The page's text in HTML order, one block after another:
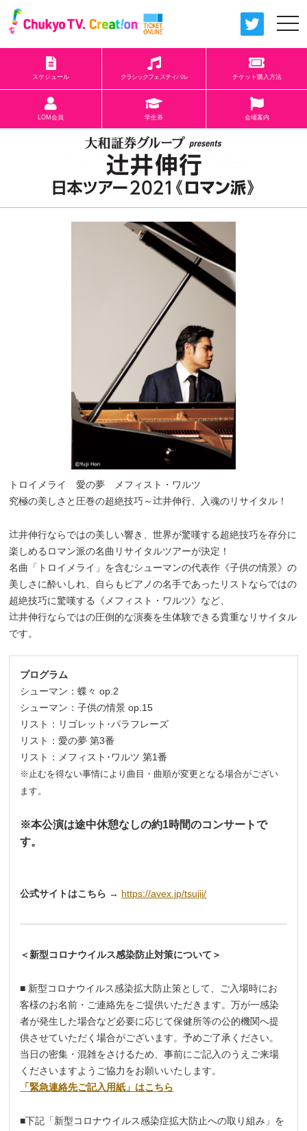
スケジュール クラシックフェスティバル チケット購入方法
LOM会員 学生券 会場案内
トロイメライ 愛の夢 メフィスト・ワルツ
究極の美しさと圧巻の超絶技巧～
井伸行、入魂のリサイタル！
井伸行ならではの美しい響き、世界が驚嘆する超絶技巧を存分に
楽しめるロマン派の名曲リサイタルツアーが決定！
名曲「トロイメライ」を含むシューマンの代表作《子供の情景》の
美しさに酔いしれ、自らもピアノの名手であったリストならではの
超絶技巧に驚嘆する《メフィスト・ワルツ》など、
井伸行ならではの圧倒的な演奏を生体験できる貴重なリサイタル
です。
プログラム
シューマン：蝶々 op.2
シューマン：子供の情景 op.15
リスト：リゴレット･パラフレーズ
リスト：愛の夢 第3番
リスト：メフィスト･ワルツ 第1番
※止むを得ない事情により曲目・曲順が変更となる場合がござい
ます。
※本公演は途中休憩なしの約1時間のコンサートで
す。
公式サイトはこちら → https://avex.jp/tsujii/
＜新型コロナウイルス感染防止対策について＞
■ 新型コロナウイルス感染拡大防止策として、ご入場時にお
客様のお名前・ご連絡先をご提供いただきます。万が一感染
者が発生した場合など必要に応じて保健所等の公的機関へ提
供させていただく場合がございます。予めご了承ください。
当日の密集・混雑をさけるため、事前にご記入のうえご来場
くださいますようご協力をお願いいたします。
「緊急連絡先ご記入用紙」はこちら
■下記「新型コロナウイルス感染症拡大防止への取り組み」を